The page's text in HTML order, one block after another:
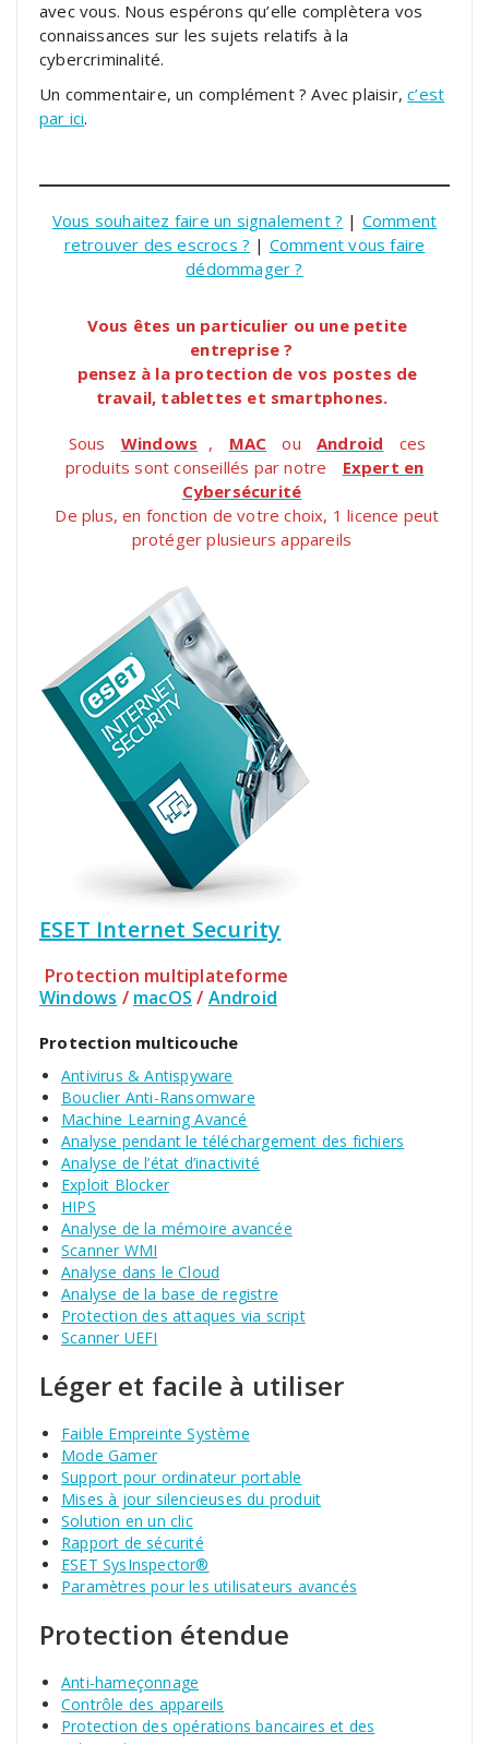
avec vous. Nous espérons qu’elle complètera vos
connaissances sur les sujets relatifs à la
cybercriminalité.
Un commentaire, un complément ? Avec plaisir,c’est
par ici.
Vous souhaitez faire un signalement ? | Comment
retrouver des escrocs ? | Comment vous faire
dédommager ?
Vous êtes un particulier ou une petite
entreprise ?
pensez à la protection de vos postes de
travail, tablettes et smartphones.
Sous Windows , MAC ou Android
ces
produits sont conseillés par notre
Expert en
Cybersécurité
De plus, en fonction de votre choix, 1 licence peut
protéger plusieurs appareils
ESET Internet Security
Protection multiplateforme
Windows / macOS / Android
Protection multicouche
Antivirus & Antispyware
Bouclier Anti-Ransomware
Machine Learning Avancé
Analyse pendant le téléchargement des fichiers
Analyse de l’état d’inactivité
Exploit Blocker
HIPS
Analyse de la mémoire avancée
Scanner WMI
Analyse dans le Cloud
Analyse de la base de registre
Protection des attaques via script
Scanner UEFI
Léger et facile à utiliser
Faible Empreinte Système
Mode Gamer
Support pour ordinateur portable
Mises à jour silencieuses du produit
Solution en un clic
Rapport de sécurité
ESET SysInspector®
Paramètres pour les utilisateurs avancés
Protection étendue
Anti-hameçonnage
Contrôle des appareils
Protection des opérations bancaires et des